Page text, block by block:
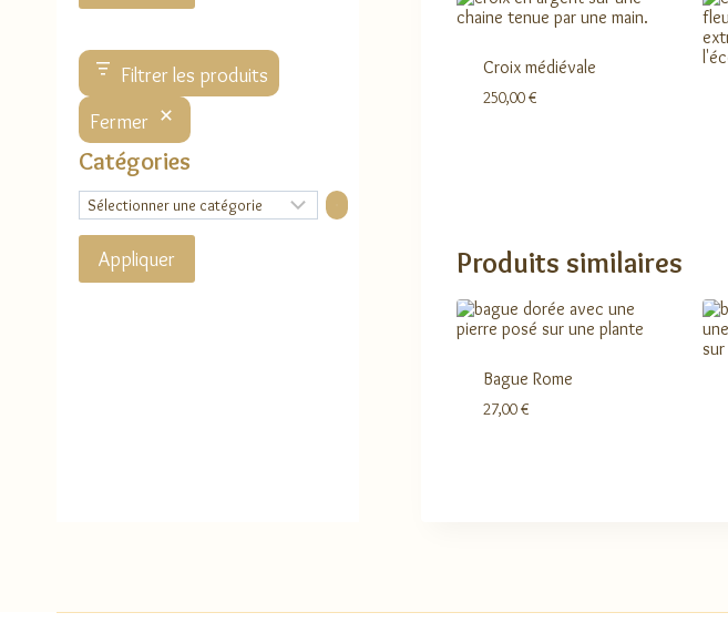
Croix médiévale
250,00€
Produits similaires
Bague Rome
27,00€
Filtrer les produits
Fermer
Catégories
Sélectionner
une
catégorie
Appliquer